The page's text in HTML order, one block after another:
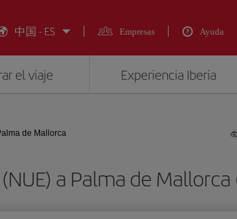
中国 - ES
Empresas Ayuda
el viaje Experiencia Iberia
de Mallorca
a Palma de Mallorca